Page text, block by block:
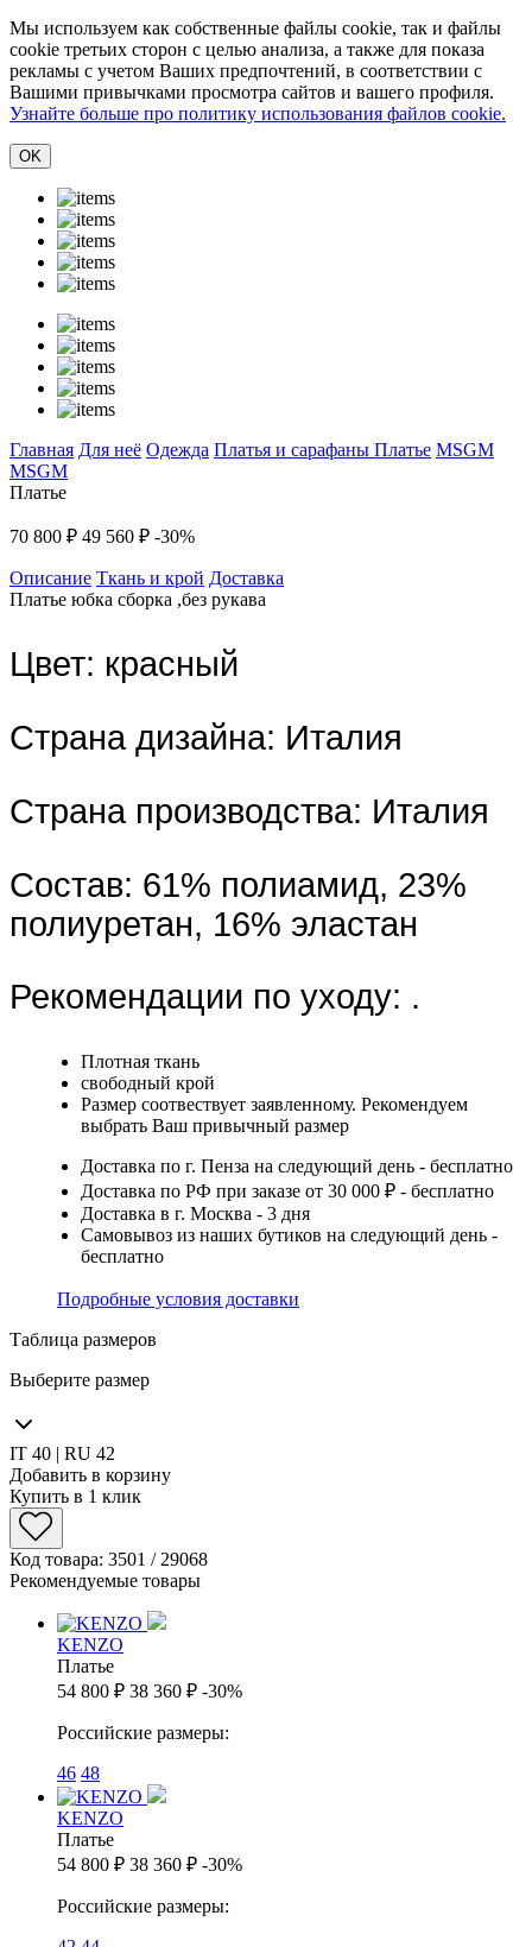
Мы используем как собственные файлы cookie, так и файлы
cookie третьих сторон с целью анализа, а также для показа
рекламы с учетом Ваших предпочтений, в соответствии с
Вашими привычками просмотра сайтов и вашего профиля.
Узнайте больше про политику использования файлов cookie.
ОK
Главная Для неё Одежда Платья и сарафаны Платье MSGM
MSGM
Платье
70 800 ₽ 49 560 ₽ -30%
Описание Ткань и крой Доставка
Платье юбка сборка ,без рукава
Цвет: красный
Страна дизайна: Италия
Страна производства: Италия
Состав: 61% полиамид, 23%
полиуретан, 16% эластан
Рекомендации по уходу: .
Плотная ткань
свободный крой
Размер соотвествует заявленному. Рекомендуем
выбрать Ваш привычный размер
Доставка по г. Пенза на следующий день - бесплатно
Доставка по РФ при заказе от 30 000 ₽ - бесплатно
Доставка в г. Москва - 3 дня
Самовывоз из наших бутиков на следующий день -
бесплатно
Подробные условия доставки
Таблица размеров
Выберите размер
IT 40 | RU 42
Добавить в корзину
Купить в 1 клик
Код товара: 3501 / 29068
Рекомендуемые товары
KENZO
Платье
54 800 ₽ 38 360 ₽ -30%
Российские размеры:
46 48
KENZO
Платье
54 800 ₽ 38 360 ₽ -30%
Российские размеры: